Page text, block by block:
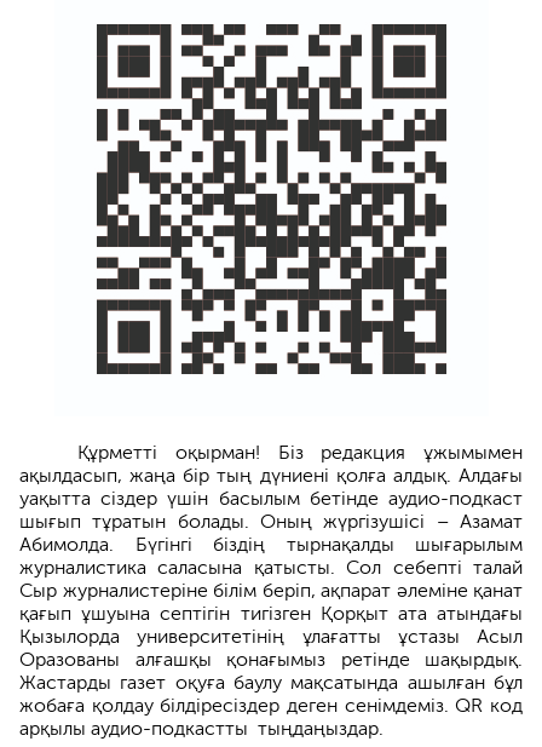
Құрметті оқырман! Біз редакция ұжымымен
ақылдасып, жаңа бір тың дүниені қолға алдық. Алдағы
уақытта сіздер үшін басылым бетінде аудио-подкаст
шығып тұратын бола­ды. Оның жүргізушісі – Азамат
Абимолда. Бүгінгі біздің тырнақалды шығарылым
журналистика саласына қатысты. Сол себепті талай
Сыр журналистеріне білім беріп, ақпарат әлеміне қанат
қағып ұшуына септігін тигізген Қорқыт ата атындағы
Қызылорда университетінің ұлағатты ұстазы Асыл
Оразованы алғашқы қонағымыз ретінде шақырдық.
Жастарды газет оқуға баулу мақсатында ашылған бұл
жобаға қолдау білдіресіздер деген сенімдеміз. QR код
арқылы аудио-подкас­тты тыңдаңыздар.